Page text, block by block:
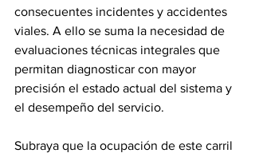
consecuentes incidentes y accidentes
viales. A ello se suma la necesidad de
evaluaciones técnicas integrales que
permitan diagnosticar con mayor
precisión el estado actual del sistema y
el desempeño del servicio.
Subraya que la ocupación de este carril